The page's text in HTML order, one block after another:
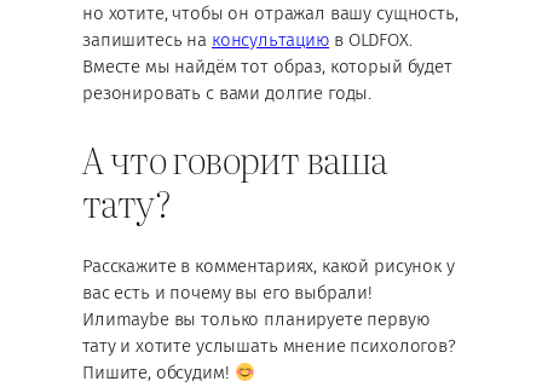
но хотите, чтобы он отражал вашу сущность,
запишитесь на консультацию в OLDFOX.
Вместе мы найдём тот образ, который будет
резонировать с вами долгие годы.
А что говорит ваша
тату?
Расскажите в комментариях, какой рисунок у
вас есть и почему вы его выбрали!
Илиmaybe вы только планируете первую
тату и хотите услышать мнение психологов?
Пишите, обсудим!